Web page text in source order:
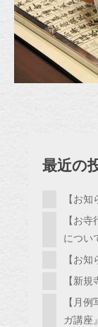
最近の
【お
【お
につい
【お
【新
【月
ガ講座